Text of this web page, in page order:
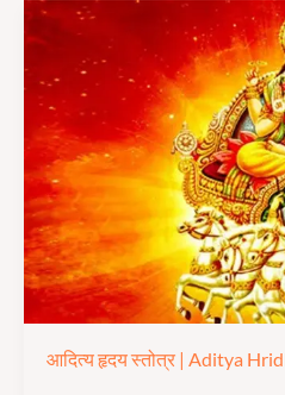
आदित्य हृदय स्तोत्र | Aditya
आदित्य
|
Aditya
Hridhay
Stotram